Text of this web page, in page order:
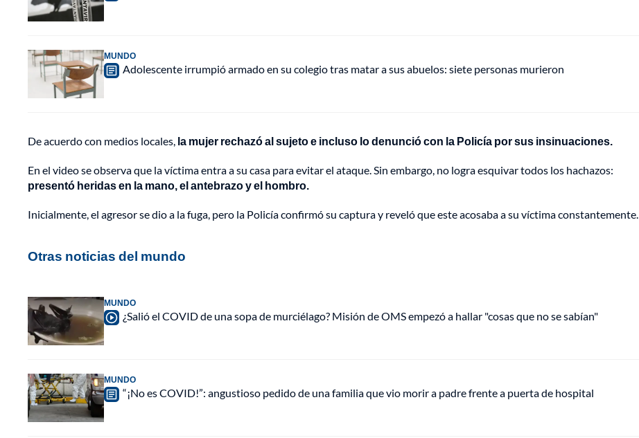
MUNDO
Adolescente irrumpió armado en su colegio tras matar a sus abuelos: siete personas murieron
De acuerdo con medios locales, la mujer rechazó al sujeto e incluso lo denunció con la Policía por sus insinuaciones.
En el video se observa que la víctima entra a su casa para evitar el ataque. Sin embargo, no logra esquivar todos los hachazos:
presentó heridas en la mano, el antebrazo y el hombro.
Inicialmente, el agresor se dio a la fuga, pero la Policía confirmó su captura y reveló que este acosaba a su víctima constantemente.
Otras noticias del mundo
MUNDO
¿Salió el COVID de una sopa de murciélago? Misión de OMS empezó a hallar "cosas que no se sabían"
MUNDO
“¡No es COVID!”: angustioso pedido de una familia que vio morir a padre frente a puerta de hospital